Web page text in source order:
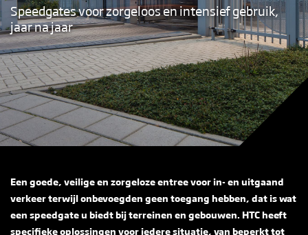
Speedgates voor zorgeloos en intensief gebruik,
jaar na jaar
Een goede, veilige en zorgeloze entree voor in- en uitgaand
verkeer terwijl onbevoegden geen toegang hebben, dat is wat
een speedgate u biedt bij terreinen en gebouwen. HTC heeft
specifieke oplossingen voor iedere situatie, van beperkt tot